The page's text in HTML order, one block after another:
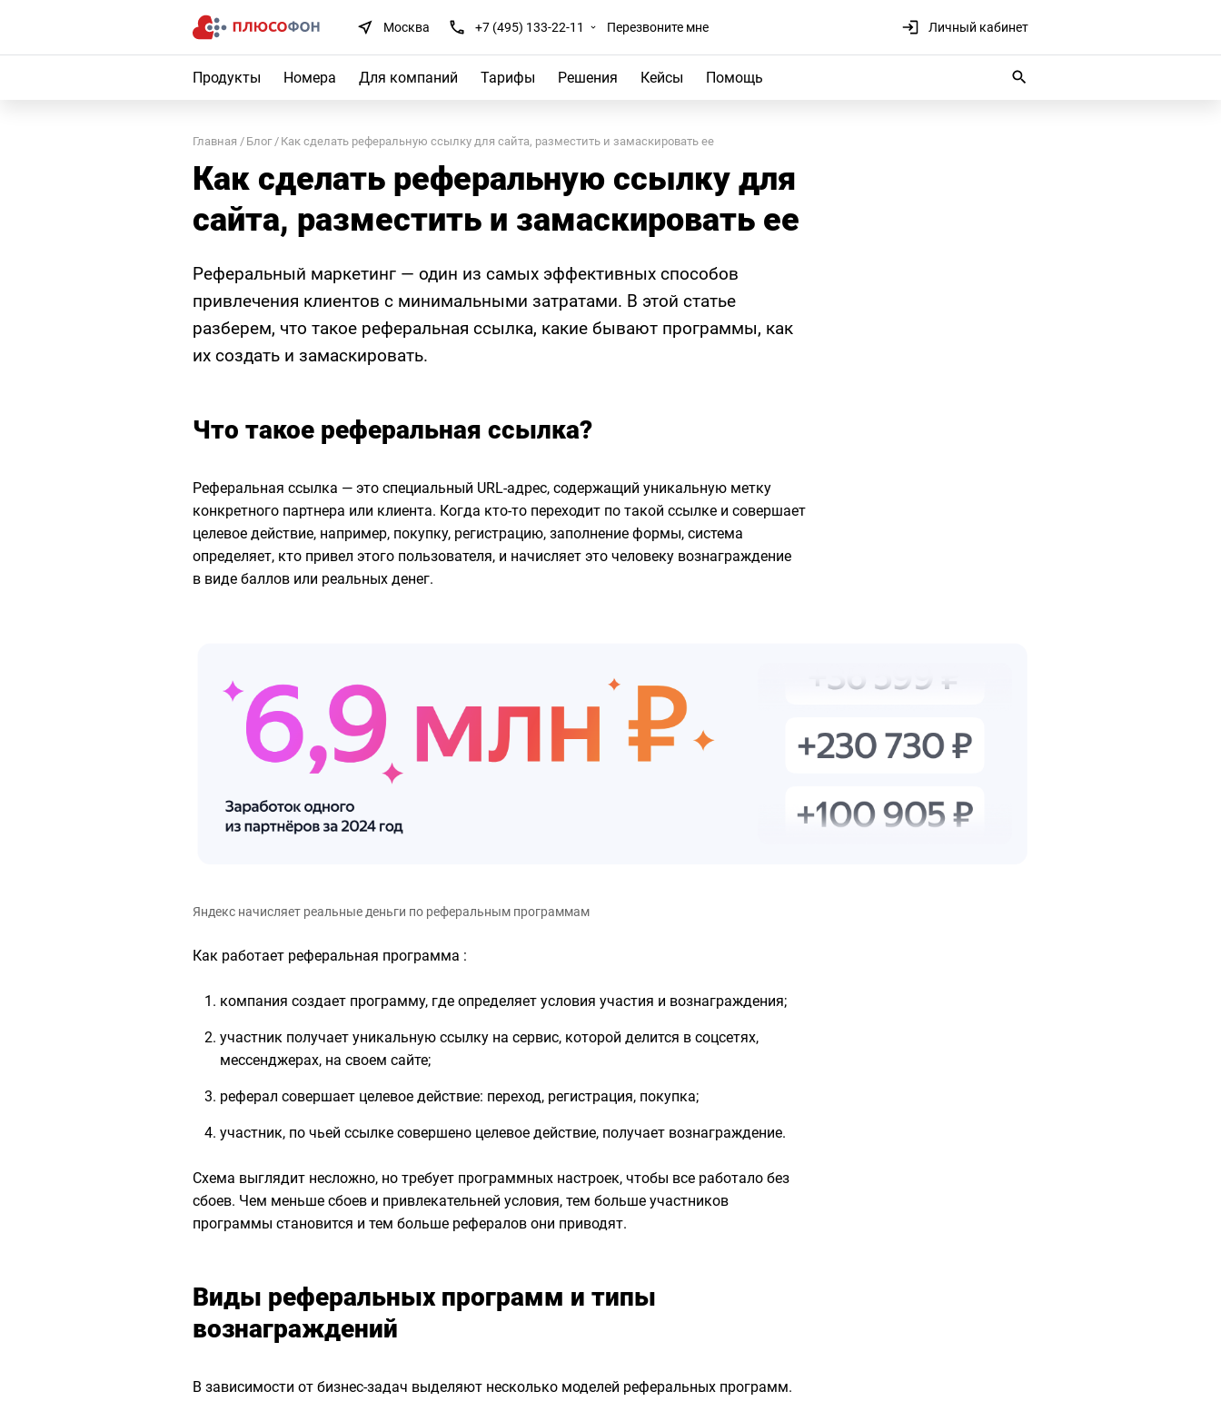
Москва +7 (495) 133-22-11 Перезвоните мне Личный кабинет
Продукты Номера Для компаний Тарифы Решения Кейсы Помощь
Главная Блог Как сделать реферальную ссылку для сайта, разместить и замаскировать ее
Как сделать реферальную ссылку для
сайта, разместить и замаскировать ее
Реферальный маркетинг — один из самых эффективных способов
привлечения клиентов с минимальными затратами. В этой статье
разберем, что такое реферальная ссылка, какие бывают программы, как
их создать и замаскировать.
Что такое реферальная ссылка?
Реферальная ссылка — это специальный URL-адрес, содержащий уникальную метку
конкретного партнера или клиента. Когда кто-то переходит по такой ссылке и совершает
целевое действие, например, покупку, регистрацию, заполнение формы, система
определяет, кто привел этого пользователя, и начисляет это человеку вознаграждение
в виде баллов или реальных денег.
Яндекс начисляет реальные деньги по реферальным программам
Как работает реферальная программа :
компания создает программу, где определяет условия участия и вознаграждения;
участник получает уникальную ссылку на сервис, которой делится в соцсетях,
мессенджерах, на своем сайте;
реферал совершает целевое действие: переход, регистрация, покупка;
участник, по чьей ссылке совершено целевое действие, получает вознаграждение.
Схема выглядит несложно, но требует программных настроек, чтобы все работало без
сбоев. Чем меньше сбоев и привлекательней условия, тем больше участников
программы становится и тем больше рефералов они приводят.
Виды реферальных программ и типы
вознаграждений
В зависимости от бизнес-задач выделяют несколько моделей реферальных программ.